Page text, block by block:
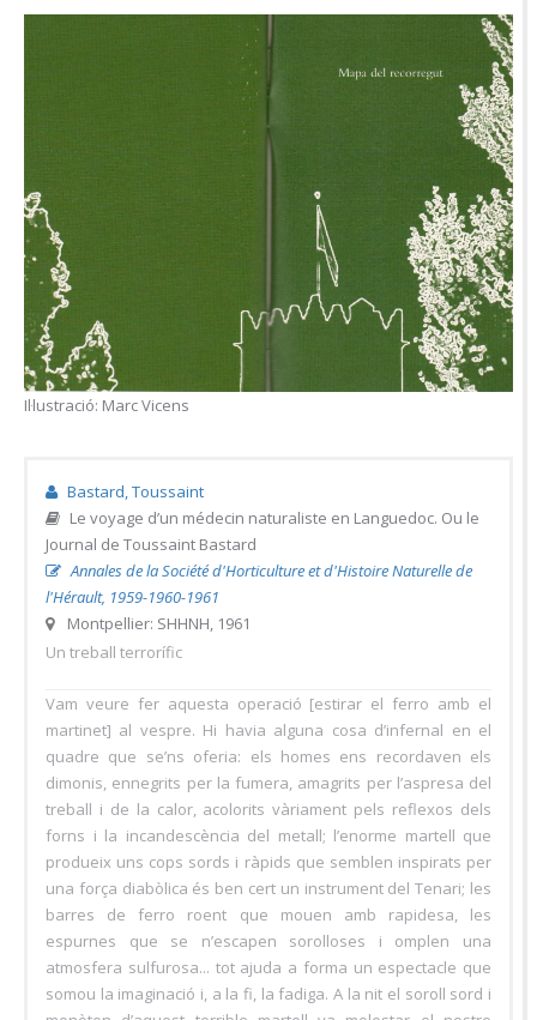
Il·lustració: Marc Vicens
Bastard, Toussaint
Le voyage d’un médecin naturaliste en Languedoc. Ou le
Journal de Toussaint Bastard
Annales de la Société d'Horticulture et d'Histoire Naturelle de
l'Hérault, 1959-1960-1961
Montpellier: SHHNH, 1961
Un treball terrorífic
Vam veure fer aquesta operació [estirar el ferro amb el
martinet] al vespre. Hi havia alguna cosa d’infernal en el
quadre que se’ns oferia: els homes ens recordaven els
dimonis, ennegrits per la fumera, amagrits per l’aspresa del
treball i de la calor, acolorits vàriament pels reflexos dels
forns i la incandescència del metall; l’enorme martell que
produeix uns cops sords i ràpids que semblen inspirats per
una força diabòlica és ben cert un instrument del Tenari; les
barres de ferro roent que mouen amb rapidesa, les
espurnes que se n’escapen sorolloses i omplen una
atmosfera sulfurosa... tot ajuda a forma un espectacle que
somou la imaginació i, a la fi, la fadiga. A la nit el soroll sord i